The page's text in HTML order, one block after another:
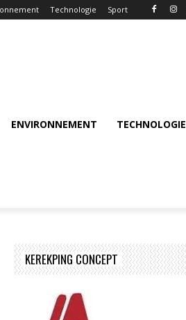
Technologie Sport
ENVIRONNEMENT TECHNOLOGIE
KEREKPING CONCEPT